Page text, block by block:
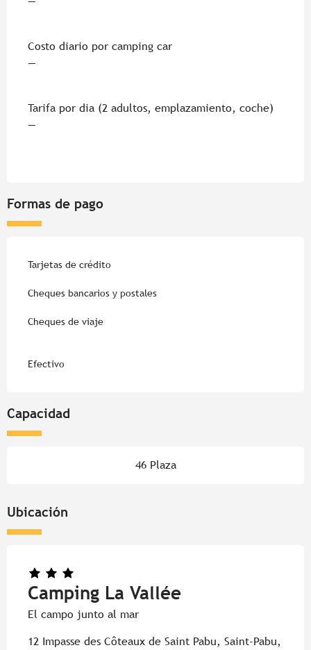
Costo diario por camping car
—
Tarifa por dia (2 adultos, emplazamiento, coche)
—
Formas de pago
Tarjetas de crédito
Cheques bancarios y postales
Cheques de viaje
Efectivo
Capacidad
46 Plaza
Ubicación
Camping La Vallée
El campo junto al mar
12 Impasse des Côteaux de Saint Pabu, Saint-Pabu,